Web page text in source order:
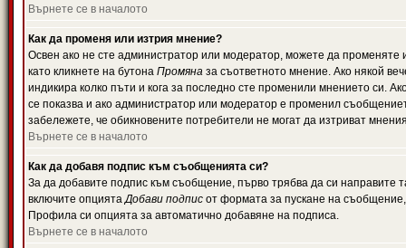
Върнете се в началото
Как да променя или изтрия мнение?
Освен ако не сте администратор или модератор, можете да
като кликнете на бутона Промяна за съответното мнение. Ако някой
индикира колко пъти и кога за последно сте променили мнението си.
се показва и ако администратор или модератор е променил
забележете, че обикновените потребители не могат да изтриват
Върнете се в началото
Как да добавя подпис към съобщенията си?
За да добавите подпис към съобщение, първо трябва да си
включите опциятаДобави подпис от формата за пускане на
Профила си опцията за автоматично добавяне на подписа.
Върнете се в началото